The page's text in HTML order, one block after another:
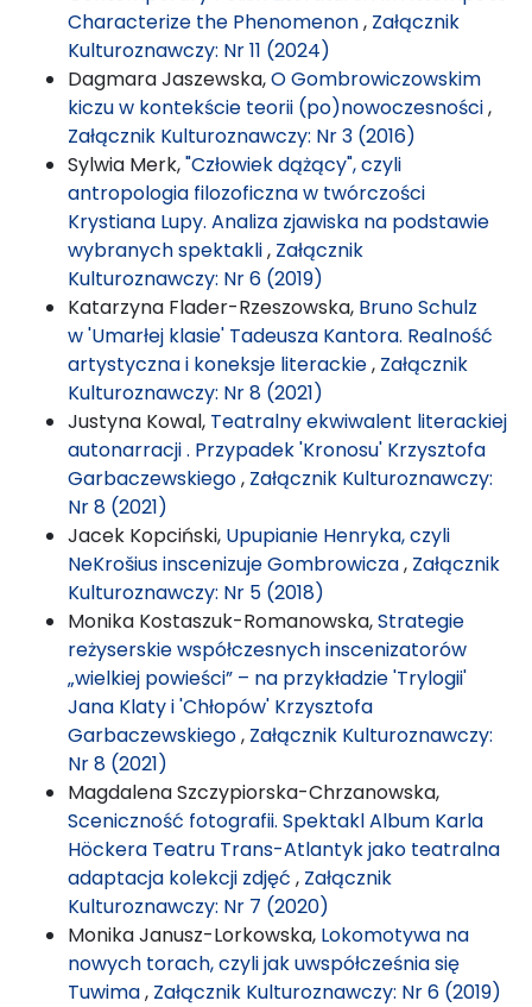
Characterize the Phenomenon, Załącznik
Kulturoznawczy: Nr 11 (2024)
Dagmara Jaszewska,O Gombrowiczowskim
kiczu w kontekście teorii (po)nowoczesności,
Załącznik Kulturoznawczy: Nr 3 (2016)
Sylwia Merk,"Człowiek dążący", czyli
antropologia filozoficzna w twórczości
Krystiana Lupy. Analiza zjawiska na podstawie
wybranych spektakli, Załącznik
Kulturoznawczy: Nr 6 (2019)
Katarzyna Flader-Rzeszowska, Bruno Schulz
w 'Umarłej klasie' Tadeusza Kantora. Realność
artystyczna i koneksje literackie, Załącznik
Kulturoznawczy: Nr 8 (2021)
Justyna Kowal, Teatralny ekwiwalent literackiej
autonarracji . Przypadek 'Kronosu' Krzysztofa
Garbaczewskiego, Załącznik Kulturoznawczy:
Nr 8 (2021)
Jacek Kopciński, Upupianie Henryka, czyli
NeKrošius inscenizuje Gombrowicza, Załącznik
Kulturoznawczy: Nr 5 (2018)
Monika Kostaszuk-Romanowska,Strategie
reżyserskie współczesnych inscenizatorów
„wielkiej powieści” – na przykładzie 'Trylogii'
Jana Klaty i 'Chłopów' Krzysztofa
Garbaczewskiego, Załącznik Kulturoznawczy:
Nr 8 (2021)
Magdalena Szczypiorska-Chrzanowska,
Sceniczność fotografii. Spektakl Album Karla
Höckera Teatru Trans-Atlantyk jako teatralna
adaptacja kolekcji zdjęć , Załącznik
Kulturoznawczy: Nr 7 (2020)
Monika Janusz-Lorkowska, Lokomotywa na
nowych torach, czyli jak uwspółcześnia się
Tuwima, Załącznik Kulturoznawczy: Nr 6 (2019)